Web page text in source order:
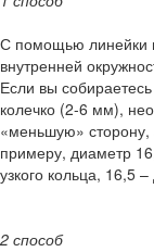
С помощью линейки
внутренней
Если вы
колечко (2-6 мм),
«меньшую»
примеру, диаметр
узкого кольца, 16,5
2 способ